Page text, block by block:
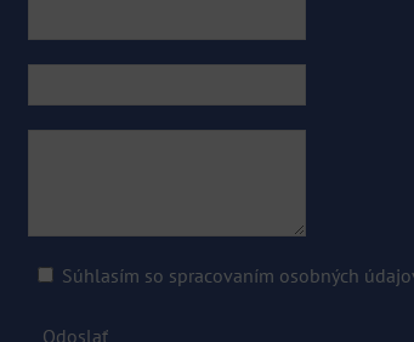
Súhlasím so spracovaním osobných
Odoslať